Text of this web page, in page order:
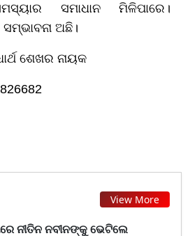
ସମାଧାନ ମିଳିପାରେ।
ଅଛି।
ଶେଖର ନାୟକ
View More
ନୀତିନ ନବୀନଙ୍କୁ ଭେଟିଲେ